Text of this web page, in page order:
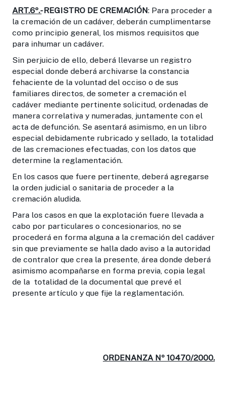
ART.6º.-REGISTRO DE CREMACIÓN: Para proceder a
la cremación de un cadáver, deberán cumplimentarse
como principio general, los mismos requisitos que
para inhumar un cadáver.
Sin perjuicio de ello, deberá llevarse un registro
especial donde deberá archivarse la constancia
fehaciente de la voluntad del occiso o de sus
familiares directos, de someter a cremación el
cadáver mediante pertinente solicitud, ordenadas de
manera correlativa y numeradas, juntamente con el
acta de defunción. Se asentará asimismo, en un libro
especial debidamente rubricado y sellado, la totalidad
de las cremaciones efectuadas, con los datos que
determine la reglamentación.
En los casos que fuere pertinente, deberá agregarse
la orden judicial o sanitaria de proceder a la
cremación aludida.
Para los casos en que la explotación fuere llevada a
cabo por particulares o concesionarios, no se
procederá en forma alguna a la cremación del cadáver
sin que previamente se halla dado aviso a la autoridad
de contralor que crea la presente, área donde deberá
asimismo acompañarse en forma previa, copia legal
de la totalidad de la documental que prevé el
presente artículo y que fije la reglamentación.
ORDENANZA Nº 10470/2000.